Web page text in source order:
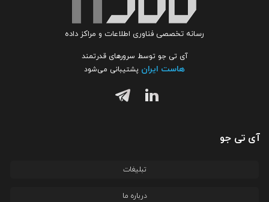
رسانه تخصصی فناوری اطلاعات و مراکز داده
آی تی جو توسط سرورهای قدرتمند
هاست ایران پشتیبانی می‌شود
آی تی جو
تبلیغات
درباره ما